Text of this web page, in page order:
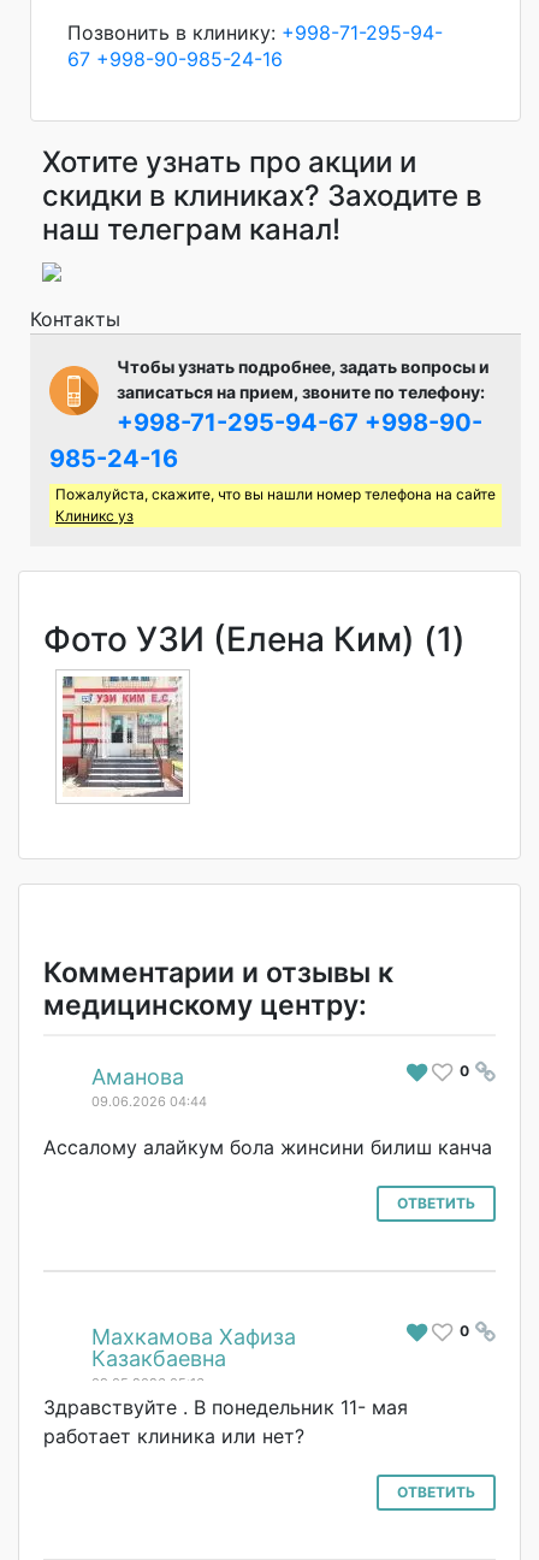
Позвонить в клинику: +998-71-295-94-
67 +998-90-985-24-16
Хотите узнать про акции и
скидки в клиниках? Заходите в
наш телеграм канал!
Контакты
Чтобы узнать подробнее, задать вопросы и
записаться на прием, звоните по телефону:
+998-71-295-94-67 +998-90-
985-24-16
Пожалуйста, скажите, что вы нашли номер телефона на сайте
Клиникс уз
Фото УЗИ (Елена Ким) (1)
Комментарии и отзывы к
медицинскому центру:
# 0
Аманова
09.06.2026 04:44
Ассалому алайкум бола жинсини билиш канча
ОТВЕТИТЬ
# 0
Махкамова Хафиза
Казакбаевна
09.05.2026 05:16
Здравствуйте . В понедельник 11- мая
работает клиника или нет?
ОТВЕТИТЬ